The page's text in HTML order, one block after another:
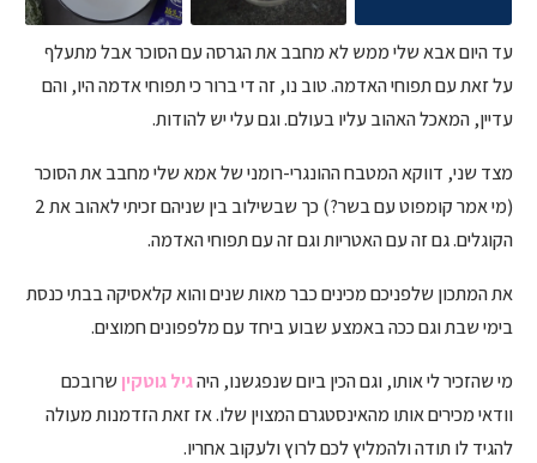
עד היום אבא שלי ממש לא מחבב את הגרסה עם הסוכר אבל מתעלף
על זאת עם תפוחי האדמה. טוב נו, זה די ברור כי תפוחי אדמה היו, והם
עדיין, המאכל האהוב עליו בעולם. וגם עלי יש להודות.
מצד שני, דווקא המטבח ההונגרי-רומני של אמא שלי מחבב את הסוכר
(מי אמר קומפוט עם בשר?) כך שבשילוב בין שניהם זכיתי לאהוב את 2
הקוגלים. גם זה עם האטריות וגם זה עם תפוחי האדמה.
את המתכון שלפניכם מכינים כבר מאות שנים והוא קלאסיקה בבתי כנסת
בימי שבת וגם ככה באמצע שבוע ביחד עם מלפפונים חמוצים.
מי שהזכיר לי אותו, וגם הכין ביום שנפגשנו, היהגיל גוטקיןשרובכם
וודאי מכירים אותו מהאינסטגרם המצוין שלו. אז זאת הזדמנות מעולה
להגיד לו תודה ולהמליץ לכם לרוץ ולעקוב אחריו.